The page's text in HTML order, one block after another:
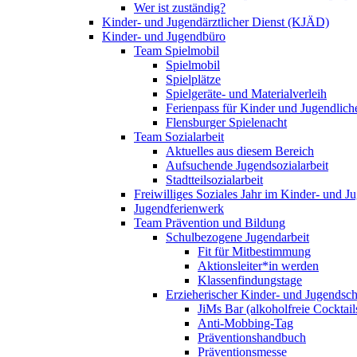
Wer ist zuständig?
Kinder- und Jugendärztlicher Dienst (KJÄD)
Kinder- und Jugendbüro
Team Spielmobil
Spielmobil
Spielplätze
Spielgeräte- und Materialverleih
Ferienpass für Kinder und
Flensburger Spielenacht
Team Sozialarbeit
Aktuelles aus diesem Bereich
Aufsuchende Jugendsozialarbeit
Stadtteilsozialarbeit
Freiwilliges Soziales Jahr im Kinder- und
Jugendferienwerk
Team Prävention und Bildung
Schulbezogene Jugendarbeit
Fit für Mitbestimmung
Aktionsleiter*in werden
Klassenfindungstage
Erzieherischer Kinder- und
JiMs Bar (alkoholfreie
Anti-Mobbing-Tag
Präventionshandbuch
Präventionsmesse